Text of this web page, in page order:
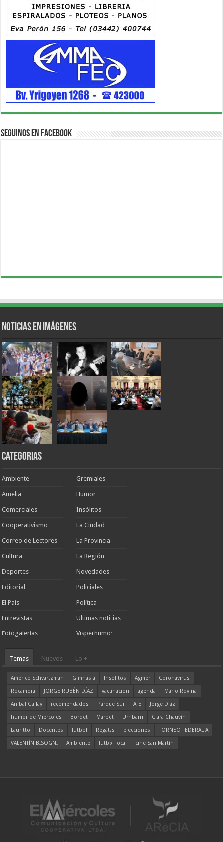
Seguinos en Facebook
Noticias en Imágenes
Categorias
Ambiente
Amelia
Comerciales
Cooperativismo
Correo de Lectores
Cultura
Deportes
Editorial
El País
Entrevistas
Fotogalerías
Gremiales
Humor
Insólitos
La Ciudad
La Provincia
La Región
Novedades
Policiales
Política
Ultimas noticias
Visperhumor
Temas Nuevos Lo +
Americo Schvartzman Gimnasia Insólitos Agmer
Coronavirus
Rocamora
JORGE RUBÉN DÍAZ vacunación agenda
Mario Rovina
Aníbal Gallay
recomendados Parque Sur ATE
Jorge Díaz
humor de Miércoles
Bordet Marbot Urribarri
Clara Chauvín
Lauritto
Docentes fútbol Regatas elecciones
TORNEO FEDERAL A
VALENTÍN BISOGNI
Ambiente fútbol local cine San Martín